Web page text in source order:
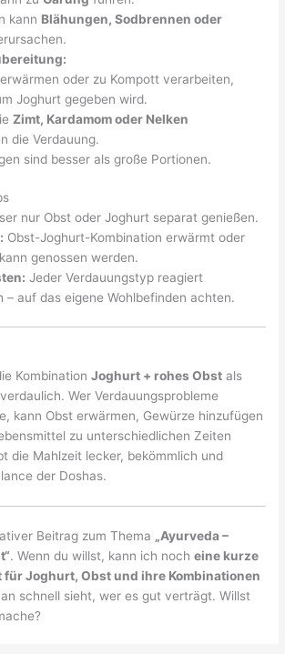
kann Blähungen, Sodbrennen oder
oder zu Kompott verarbeiten,
Joghurt gegeben wird.
Zimt, Kardamom oder Nelken
die Verdauung.
sind besser als große Portionen.
nur Obst oder Joghurt separat genießen.
Obst-Joghurt-Kombination erwärmt oder
genossen werden.
Jeder Verdauungstyp reagiert
– auf das eigene Wohlbefinden achten.
KombinationJoghurt + rohes Obst als
Wer Verdauungsprobleme
kann Obst erwärmen, Gewürze hinzufügen
zu unterschiedlichen Zeiten
die Mahlzeit lecker, bekömmlich und
der Doshas.
Beitrag zum Thema „Ayurveda –
. Wenn du willst, kann ich nocheine kurze
für Joghurt, Obst und ihre Kombinationen
schnell sieht, wer es gut verträgt. Willst